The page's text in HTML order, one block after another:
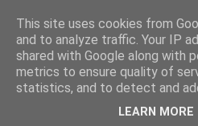
This site uses cookies from
and to analyze traffic. Your IP
shared with Google along with
metrics to ensure quality of
statistics, and to detect and
LEARN MORE